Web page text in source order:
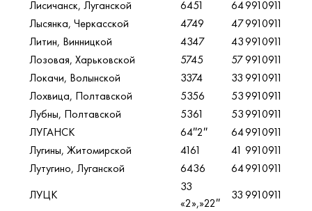
Лисичанск, Луганской
6451 649910911
Лысянка, Черкасской
4749 479910911
Литин, Винницкой
4347 439910911
Лозовая, Харьковской
5745 579910911
Локачи, Волынской
3374 339910911
Лохвица, Полтавской
5356 539910911
Лубны, Полтавской
5361 539910911
ЛУГАНСК
64″2″ 649910911
Лугины, Житомирской
4161 41 9910911
Лутугино, Луганской
6436 649910911
ЛУЦК
33
«2»,»22″
339910911